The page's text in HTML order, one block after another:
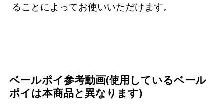
ることによってお使いいただけます。
ベールポイ参考動画(使用しているベール
ポイは本商品と異なります)